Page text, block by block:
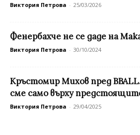
Виктория Петрова - 25/03/2026
Фенербахче не се даде на
Виктория Петрова - 30/10/2024
Кръстомир Михов пред
сме само върху
Виктория Петрова - 29/04/2025